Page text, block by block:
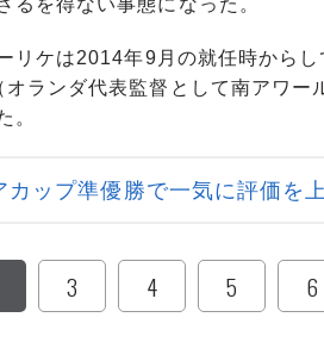
るを得ない事態になった。
ケは2014年9月の就任時からし
ランダ代表監督として南アワー
。
ップ準優勝で一気に評価を上
3 4 5 6